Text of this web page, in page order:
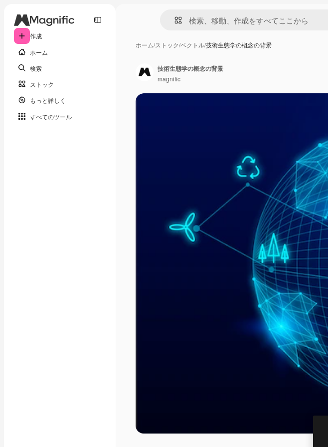
作成
ホーム
検索
ストック
もっと詳しく
すべてのツール
ホーム/ストック/ベクトル/技術生態学の概念の背景
技術生態学の概念の背景
magnific